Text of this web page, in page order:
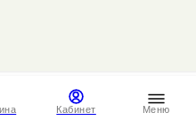
Кабинет Меню